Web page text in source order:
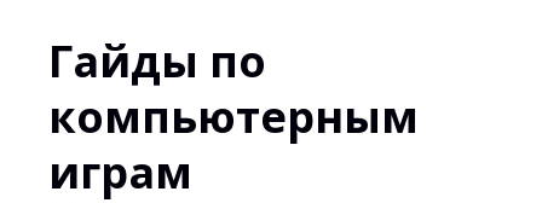
Гайды по
компьютерным
играм